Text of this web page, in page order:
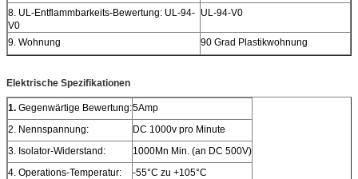
8. UL-Entflammbarkeits-Bewertung: UL-94-
V0
UL-94-V0
9. Wohnung 90 Grad Plastikwohnung
Elektrische Spezifikationen
1. Gegenwärtige Bewertung:5Amp
2. Nennspannung:
DC 1000v pro Minute
3. Isolator-Widerstand:
1000Mn Min. (an DC 500V)
4. Operations-Temperatur:
-55°C zu +105°C